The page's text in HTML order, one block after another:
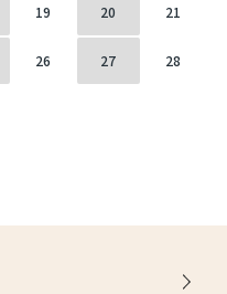
19 20 21
26 27 28